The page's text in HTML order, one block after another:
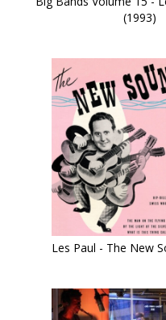
(1993)
Les Paul - The New